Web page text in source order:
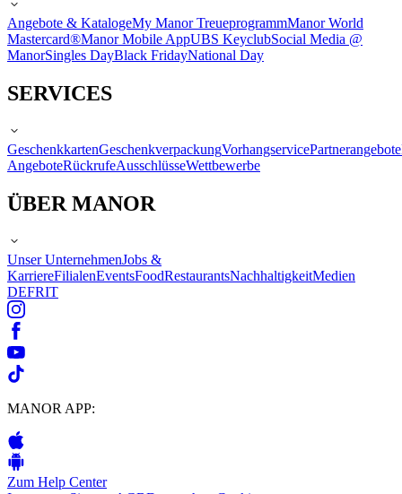
Angebote & KatalogeMy Manor TreueprogrammManor World
Mastercard®Manor Mobile AppUBS KeyclubSocial Media @
ManorSingles DayBlack FridayNational Day
SERVICES
GeschenkkartenGeschenkverpackungVorhangservicePartnerangebote
AngeboteRückrufeAusschlüsseWettbewerbe
ÜBER MANOR
Unser UnternehmenJobs &
KarriereFilialenEventsFoodRestaurantsNachhaltigkeitMedien
DEFRIT
MANOR APP:
Zum Help Center